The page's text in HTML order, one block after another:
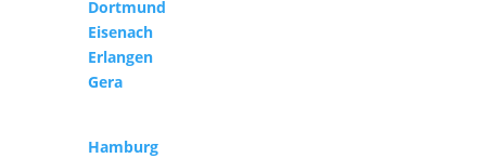
Dortmund
Eisenach
Erlangen
Gera
Hamburg